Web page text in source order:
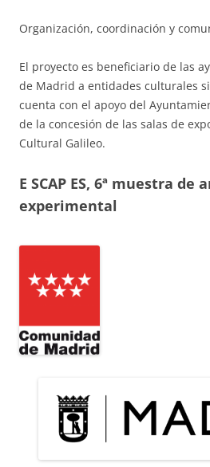
Organización, coordinación y
El proyecto es beneficiario de las
de Madrid a entidades culturales
cuenta con el apoyo del
de la concesión de las salas de
Cultural Galileo.
E SCAP ES, 6ª muestra
experimental